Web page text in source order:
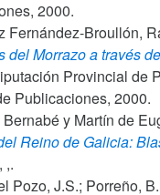
2000.
Fernández-Broullón,
del Morrazo a través
Provincial de
Publicaciones, 2000.
y Martín de
Reino de Galicia:
, ,.
Pozo, J.S.; Porreño,